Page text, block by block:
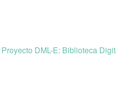
Proyecto DML-E: Biblioteca